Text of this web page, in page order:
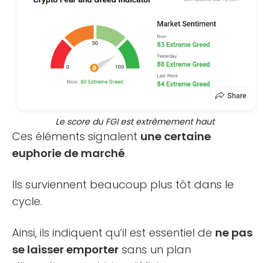
Le score du FGI est extrêmement haut
Ces éléments signalent une certaine
euphorie de marché.
Ils surviennent beaucoup plus tôt dans le
cycle.
Ainsi, ils indiquent qu’il est essentiel de ne pas
se laisser emporter sans un plan